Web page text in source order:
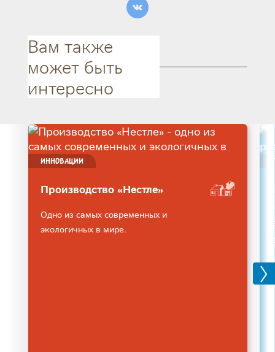
Вам также
может быть
интересно
Производство «Нестле»
Одно из самых современных и
экологичных в мире.
ИННОВАЦИИ